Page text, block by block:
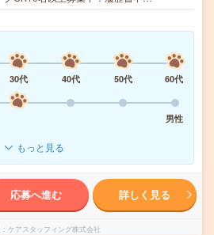
30代 40代 50代
60代
男性
もっと見る
応募へ進む 詳しく見る
ケアスタッフィング株式会社